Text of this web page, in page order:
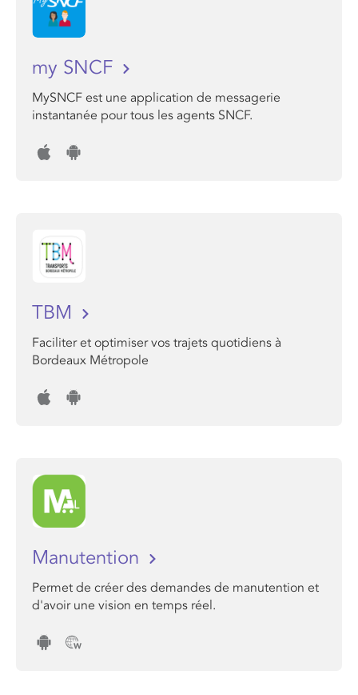
my SNCF
MySNCF est une application de messagerie
instantanée pour tous les agents SNCF.
TBM
Faciliter et optimiser vos trajets quotidiens à
Bordeaux Métropole
Manutention
Permet de créer des demandes de manutention et
d'avoir une vision en temps réel.